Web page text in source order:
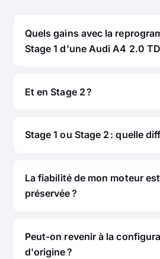
Quels gains avec la
Stage 1 d'une Audi A4 2.0
Et en Stage 2 ?
Stage 1 ou Stage 2 : quelle
La fiabilité de mon moteur
préservée ?
Peut-on revenir à la
d'origine ?